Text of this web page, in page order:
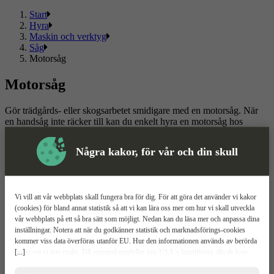
Några kakor, för vår och din skull
[...]
Vi vill att vår webbplats skall fungera bra för dig. För att göra det använder vi kakor
(cookies) för bland annat statistik så att vi kan lära oss mer om hur vi skall utveckla
vår webbplats på ett så bra sätt som möjligt. Nedan kan du läsa mer och anpassa dina
inställningar. Notera att när du godkänner statistik och marknadsförings-cookies
kommer viss data överföras utanför EU. Hur den informationen används av berörda
bolag vet vi inte exakt. Till exempel uppfyller inte USA:s lagstiftning alla de krav
Start
Hyra
Maskin och verktyg
Såg
Motorsåg
Motorsåg
Gör trädgårds- eller skogsarbetet smidigare med en motorsåg. När
en handsåg inte räcker till kan du enkelt hyra en motorsåg hos
under en fast period eller med en flexibel hyrestid anpassad efter
dina behov. Vår digitala uthyrningstjänst gör det enkelt att hyra
utrustning. Registrera ett konto och beställ din motorsåg enkelt redan
idag!
Läs mer Läs mindre
Om ToolPal
Om oss